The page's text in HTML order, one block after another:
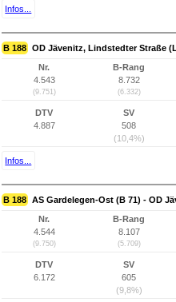
Infos...
B 188 OD Jävenitz, Lindstedter Straße
Nr.
4.543
(9.751)
B-Rang
8.732
(6.332)
DTV
4.887
SV
508
(10,4%)
Infos...
B 188 AS Gardelegen-Ost (B 71) - OD
Nr.
4.544
(9.750)
B-Rang
8.107
(5.709)
DTV
6.172
SV
605
(9,8%)